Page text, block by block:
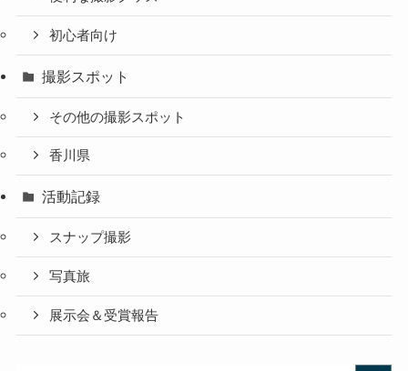
初心者向け
撮影スポット
その他の撮影スポット
香川県
活動記録
スナップ撮影
写真旅
展示会＆受賞報告